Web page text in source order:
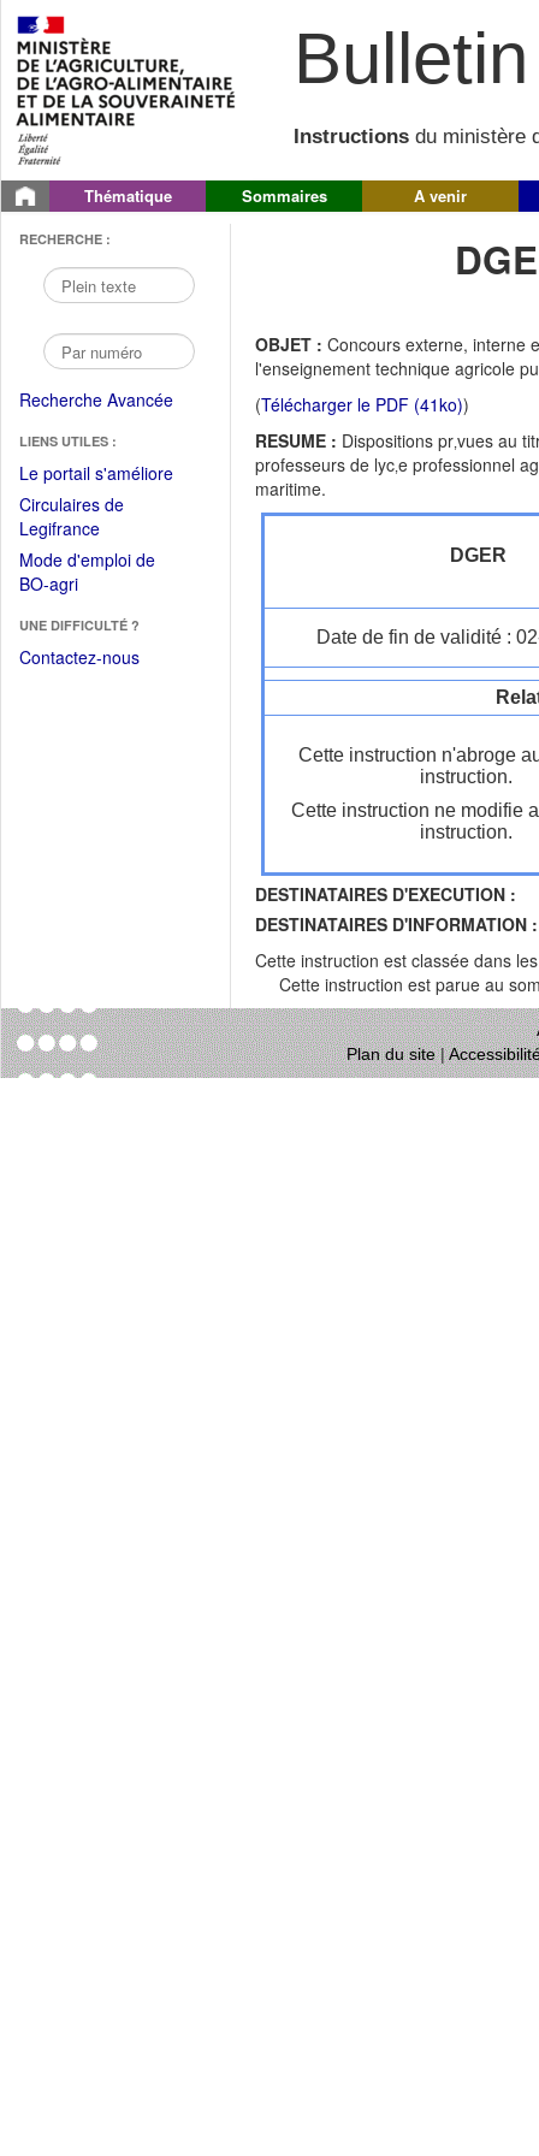
Instructions du ministère
Thématique Sommaires A venir
RECHERCHE :
Recherche Avancée
LIENS UTILES :
Le portail s'améliore(Fichier
Circulaires de
Legifrance(Ouvrir
dans
une
fenêtre)
Mode d'emploi de
BO-agri(Ouvrir
une
nouvelle
UNE DIFFICULTÉ ?
Contactez-nous
OBJET : Concours externe, interne
l'enseignement technique agricole
(Télécharger le PDF (41ko))
RESUME : Dispositions pr‚vues au
professeurs de lyc‚e professionnel
maritime.
DGER
Date de fin de validité :
Cette instruction n'abroge
instruction.
Cette instruction ne modifie
instruction.
DESTINATAIRES D'EXECUTION :
DESTINATAIRES D'INFORMATION :
Cette instruction est classée dans
Cette instruction est parue au
Plan du site|